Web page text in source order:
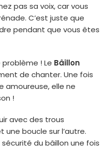
pas sa voix, car vous
C’est juste que
pendant que vous êtes
! Le Bâillon
de chanter. Une fois
amoureuse, elle ne
!
avec des trous
boucle sur l’autre.
du bâillon une fois